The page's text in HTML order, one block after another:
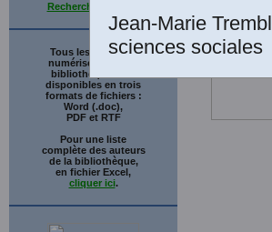
Recherche avancée
Tous les ouvrages
numérisés de cette
bibliothèque sont
disponibles en trois
formats de fichiers :
Word (.doc),
PDF et RTF
Pour une liste
complète des auteurs
de la bibliothèque,
en fichier Excel,
cliquer ici.
Jean-Marie
sciences sociales